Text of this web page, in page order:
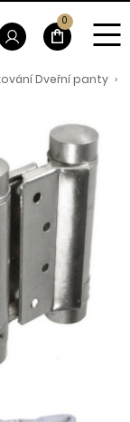
Dveřní panty ›
0